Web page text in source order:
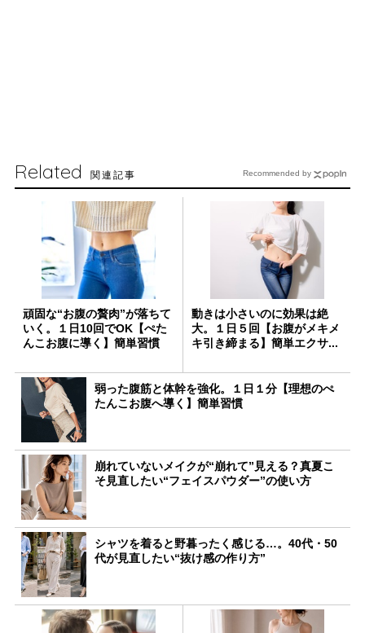
Related 関連記事
頑固な“お腹の贅肉”が落ちて
いく。１日10回でOK【ぺた
んこお腹に導く】簡単習慣
動きは小さいのに効果は絶
大。１日５回【お腹がメキメ
キ引き締まる】簡単エクサ...
弱った腹筋と体幹を強化。１日１分【理想のぺ
たんこお腹へ導く】簡単習慣
崩れていないメイクが“崩れて”見える？真夏こ
そ見直したい“フェイスパウダー”の使い方
シャツを着ると野暮ったく感じる…。40代・50
代が見直したい“抜け感の作り方”
Recommended by